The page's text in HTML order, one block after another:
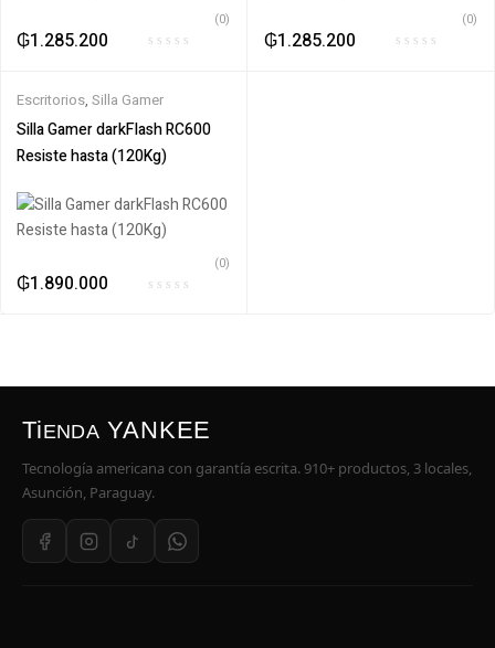
₲1.285.200
(0)
₲1.285.200
(0)
Escritorios, Silla Gamer
Silla Gamer darkFlash RC600
Resiste hasta (120Kg)
₲1.890.000
(0)
TiENDA YANKEE
Tecnología americana con garantía escrita. 910+ productos, 3 locales,
Asunción, Paraguay.